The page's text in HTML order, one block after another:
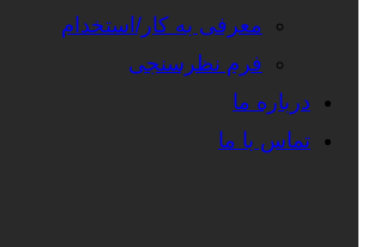
معرفی به کار/استخدام
فرم نظرسنجی
درباره ما
تماس با ما